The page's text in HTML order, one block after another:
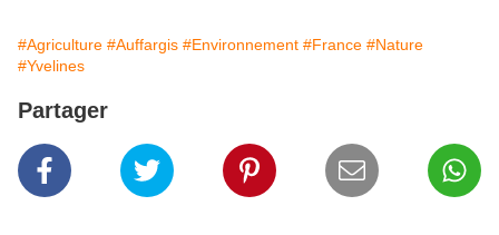
#Agriculture #Auffargis #Environnement #France #Nature
#Yvelines
Partager